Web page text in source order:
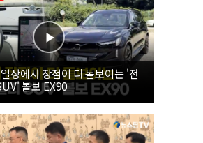
상에서 장점이 더 돋보이는 '전
볼보 EX90